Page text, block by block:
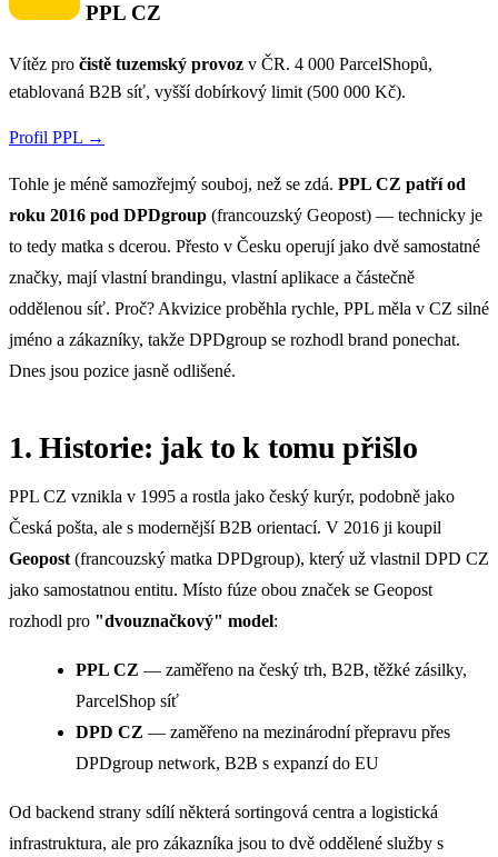
PPL CZ
Vítěz pro čistě tuzemský provoz v ČR. 4 000 ParcelShopů,
etablovaná B2B síť, vyšší dobírkový limit (500 000 Kč).
Profil PPL →
Tohle je méně samozřejmý souboj, než se zdá. PPL CZ patří od
roku 2016 pod DPDgroup (francouzský Geopost) — technicky je
to tedy matka s dcerou. Přesto v Česku operují jako dvě samostatné
značky, mají vlastní brandingu, vlastní aplikace a částečně
oddělenou síť. Proč? Akvizice proběhla rychle, PPL měla v CZ silné
jméno a zákazníky, takže DPDgroup se rozhodl brand ponechat.
Dnes jsou pozice jasně odlišené.
1. Historie: jak to k tomu přišlo
PPL CZ vznikla v 1995 a rostla jako český kurýr, podobně jako
Česká pošta, ale s modernější B2B orientací. V 2016 ji koupil
Geopost (francouzský matka DPDgroup), který už vlastnil DPD CZ
jako samostatnou entitu. Místo fúze obou značek se Geopost
rozhodl pro "dvouznačkový" model:
PPL CZ — zaměřeno na český trh, B2B, těžké zásilky,
ParcelShop síť
DPD CZ — zaměřeno na mezinárodní přepravu přes
DPDgroup network, B2B s expanzí do EU
Od backend strany sdílí některá sortingová centra a logistická
infrastruktura, ale pro zákazníka jsou to dvě oddělené služby s